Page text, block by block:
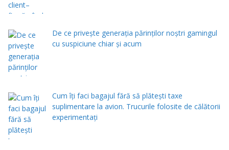
De ce privește generația părinților noștri gamingul
cu suspiciune chiar și acum
Cum îți faci bagajul fără să plătești taxe
suplimentare la avion. Trucurile folosite de călătorii
experimentați